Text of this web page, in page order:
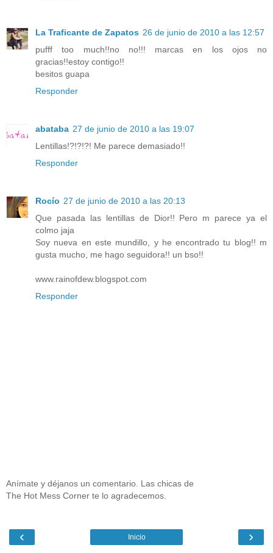
La Traficante de Zapatos 26 de junio de 2010 a las 12:57
pufff too much!!no no!!! marcas en los ojos no
gracias!!estoy contigo!!
besitos guapa
Responder
abataba 27 de junio de 2010 a las 19:07
Lentillas!?!?!?! Me parece demasiado!!
Responder
Rocío 27 de junio de 2010 a las 20:13
Que pasada las lentillas de Dior!! Pero m parece ya el
colmo jaja
Soy nueva en este mundillo, y he encontrado tu blog!! m
gusta mucho, me hago seguidora!! un bso!!
www.rainofdew.blogspot.com
Responder
Anímate y déjanos un comentario. Las chicas de
The Hot Mess Corner te lo agradecemos.
‹ ›
Inicio